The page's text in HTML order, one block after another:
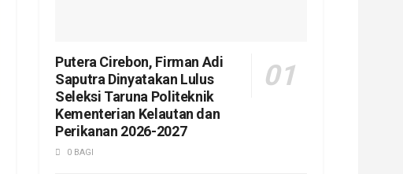
Putera Cirebon, Firman Adi
Saputra Dinyatakan Lulus
Seleksi Taruna Politeknik
Kementerian Kelautan dan
Perikanan 2026-2027
0 BAGI